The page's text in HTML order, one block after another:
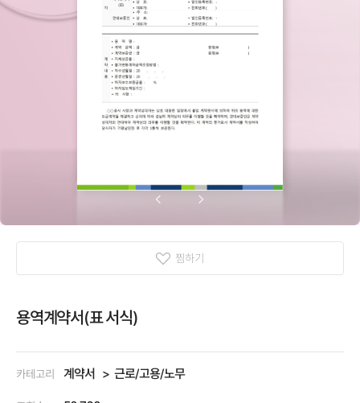
찜하기
용역계약서(표 서식)
카테고리 계약서 근로/고용/노무